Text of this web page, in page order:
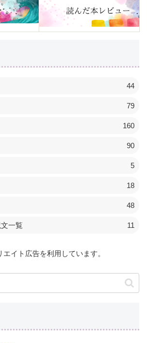
44
79
160
90
5
18
48
一覧 11
イト広告を利用しています。